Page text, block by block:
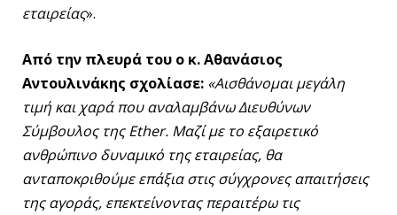
εταιρείας».
Από την πλευρά του ο κ. Αθανάσιος
Αντουλινάκης σχολίασε: «Αισθάνομαι μεγάλη
τιμή και χαρά που αναλαμβάνω Διευθύνων
Σύμβουλος τηςEther. Μαζί με το εξαιρετικό
ανθρώπινο δυναμικό της εταιρείας, θα
ανταποκριθούμε επάξια στις σύγχρονες απαιτήσεις
της αγοράς, επεκτείνοντας περαιτέρω τις